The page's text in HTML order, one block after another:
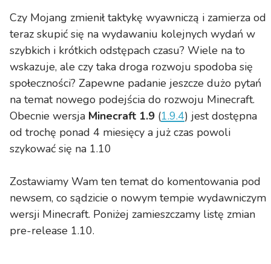
Czy Mojang zmienił taktykę wyawniczą i zamierza od
teraz skupić się na wydawaniu kolejnych wydań w
szybkich i krótkich odstępach czasu? Wiele na to
wskazuje, ale czy taka droga rozwoju spodoba się
społeczności? Zapewne padanie jeszcze dużo pytań
na temat nowego podejścia do rozwoju Minecraft.
Obecnie wersja Minecraft 1.9 (1.9.4) jest dostępna
od trochę ponad 4 miesięcy a już czas powoli
szykować się na 1.10
Zostawiamy Wam ten temat do komentowania pod
newsem, co sądzicie o nowym tempie wydawniczym
wersji Minecraft. Poniżej zamieszczamy listę zmian
pre-release 1.10.